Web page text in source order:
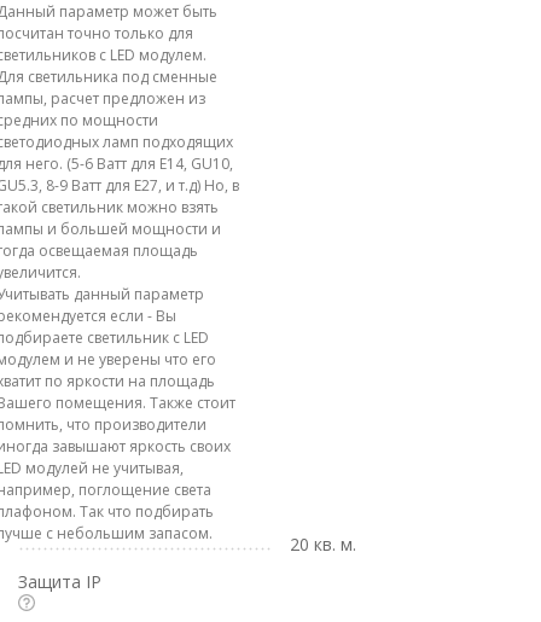
параметр может быть
точно только для
с LED модулем.
светильника под сменные
расчет предложен из
по мощности
ламп подходящих
него. (5-6 Ватт для E14, GU10,
8-9 Ватт для E27, и т.д) Но, в
светильник можно взять
и большей мощности и
освещаемая площадь
данный параметр
если - Вы
светильник с LED
и не уверены что его
по яркости на площадь
помещения. Также стоит
что производители
завышают яркость своих
модулей не учитывая,
поглощение света
Так что подбирать
с небольшим запасом.
20 кв. м.
Защита IP